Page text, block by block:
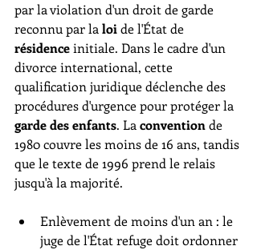
par la violation d'un droit de garde
reconnu par la loi de l'État de
résidence initiale. Dans le cadre d'un
divorce international, cette
qualification juridique déclenche des
procédures d'urgence pour protéger la
garde des enfants. La convention de
1980 couvre les moins de 16 ans, tandis
que le texte de 1996 prend le relais
jusqu'à la majorité.
Enlèvement de moins d'un an : le
juge de l'État refuge doit ordonner